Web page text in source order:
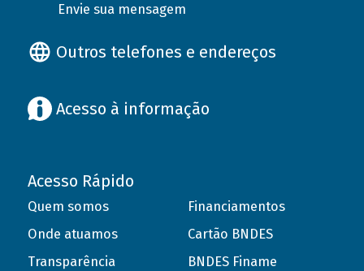
Envie sua mensagem
Outros telefones e endereços
Acesso à informação
Acesso Rápido
Quem somos
Onde atuamos
Transparência
Financiamentos
Cartão BNDES
BNDES Finame